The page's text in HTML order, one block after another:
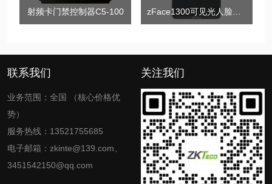
射频卡门禁控制器C5-100
联系我们
业务范围：全国 （核心价格优
势）
服务热线：13521755685
电子邮箱：zkinte@139.com、
3451542150@qq.com
关注我们